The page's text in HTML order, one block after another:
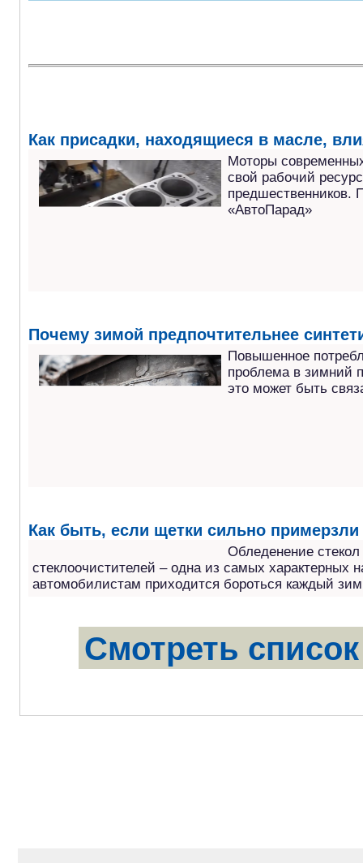
Как присадки, находящиеся в масле,
Моторы
свой рабочий
предшественников.
«АвтоПарад»
Почему зимой предпочтительнее
Повышенное
проблема в зимний
это может быть
Как быть, если щетки сильно примерзли
Обледенение
стеклоочистителей – одна из самых характерных
автомобилистам приходится бороться каждый
Смотреть